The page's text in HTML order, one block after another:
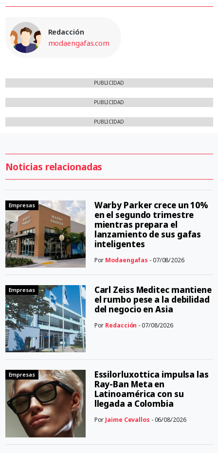
Redacción
modaengafas.com
PUBLICIDAD
PUBLICIDAD
PUBLICIDAD
Noticias relacionadas
Empresas
Warby Parker crece un 10%
en el segundo trimestre
mientras prepara el
lanzamiento de sus gafas
inteligentes
Por Modaengafas - 07/08/2026
Empresas
Carl Zeiss Meditec mantiene
el rumbo pese a la debilidad
del negocio en Asia
Por Redacción - 07/08/2026
Empresas
Essilorluxottica impulsa las
Ray-Ban Meta en
Latinoamérica con su
llegada a Colombia
PorJaime Cevallos - 06/08/2026